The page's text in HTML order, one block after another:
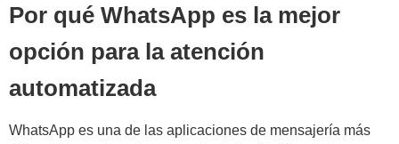
Por qué WhatsApp es la mejor
opción para la atención
automatizada
WhatsApp es una de las aplicaciones de mensajería más